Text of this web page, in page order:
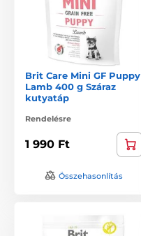
Brit Care Mini GF Puppy
Lamb 400 g Száraz
kutyatáp
Rendelésre
1 990 Ft
Összehasonlítás